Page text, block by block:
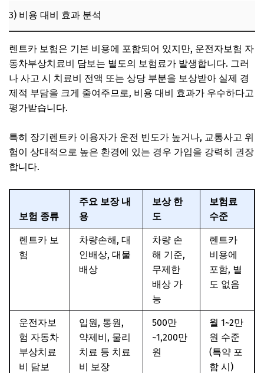
3) 비용 대비 효과 분석
렌트카 보험은 기본 비용에 포함되어 있지만, 운전자보험 자
동차부상치료비 담보는 별도의 보험료가 발생합니다. 그러
나 사고 시 치료비 전액 또는 상당 부분을 보상받아 실제 경
제적 부담을 크게 줄여주므로, 비용 대비 효과가 우수하다고
평가받습니다.
특히 장기렌트카 이용자가 운전 빈도가 높거나, 교통사고 위
험이 상대적으로 높은 환경에 있는 경우 가입을 강력히 권장
합니다.
보험 종류
주요 보장 내
용
보상 한
도
보험료
수준
렌트카 보
험
차량손해, 대
인배상, 대물
배상
차량 손
해 기준,
무제한
배상 가
능
렌트카
비용에
포함, 별
도 없음
운전자보
험 자동차
부상치료
비 담보
입원, 통원,
약제비, 물리
치료 등 치료
비 보장
500만
~1,200만
원
월 1~2만
원 수준
(특약 포
함 시)